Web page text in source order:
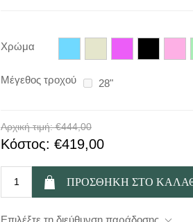
Χρώμα
Μέγεθος τροχού 28"
Αρχική τιμή: €444,00
Κόστος: €419,00
Επιλέξτε τη διεύθυνση παράδοσης